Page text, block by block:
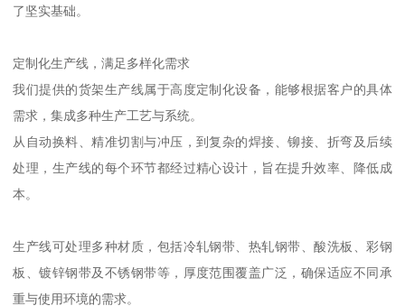
了坚实基础。
定制化生产线，满足多样化需求
我们提供的货架生产线属于高度定制化设备，能够根据客户的具体
需求，集成多种生产工艺与系统。
从自动换料、精准切割与冲压，到复杂的焊接、铆接、折弯及后续
处理，生产线的每个环节都经过精心设计，旨在提升效率、降低成
本。
生产线可处理多种材质，包括冷轧钢带、热轧钢带、酸洗板、彩钢
板、镀锌钢带及不锈钢带等，厚度范围覆盖广泛，确保适应不同承
重与使用环境的需求。